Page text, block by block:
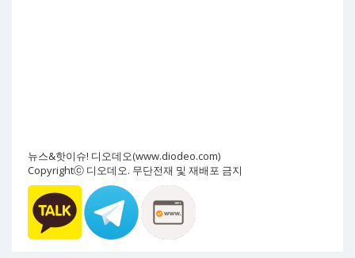
뉴스&핫이슈! 디오데오(www.diodeo.com)
Copyrightⓒ 디오데오. 무단전재 및 재배포 금지